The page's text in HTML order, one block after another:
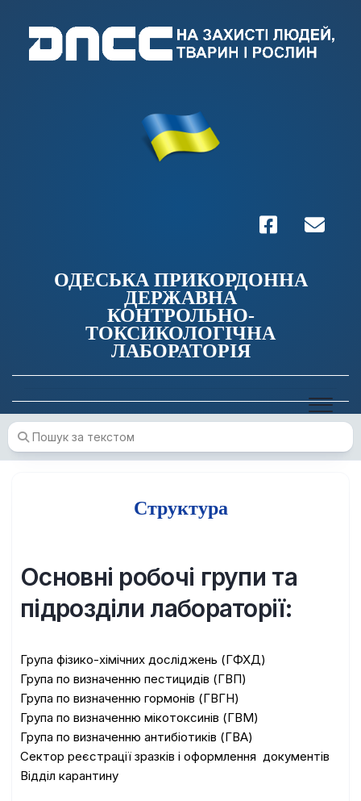
ОДЕСЬКА ПРИКОРДОННА
ДЕРЖАВНА
КОНТРОЛЬНО-
ТОКСИКОЛОГІЧНА
ЛАБОРАТОРІЯ
Skip
content
Структура
Основні робочі групи та
підрозділи лабораторії:
Група фізико-хімічних досліджень (ГФХД)
Група по визначенню пестицидів (ГВП)
Група по визначенню гормонів (ГВГН)
Група по визначенню мікотоксинів (ГВМ)
Група по визначенню антибіотиків (ГВА)
Сектор реєстрації зразків і оформлення документів
Відділ карантину